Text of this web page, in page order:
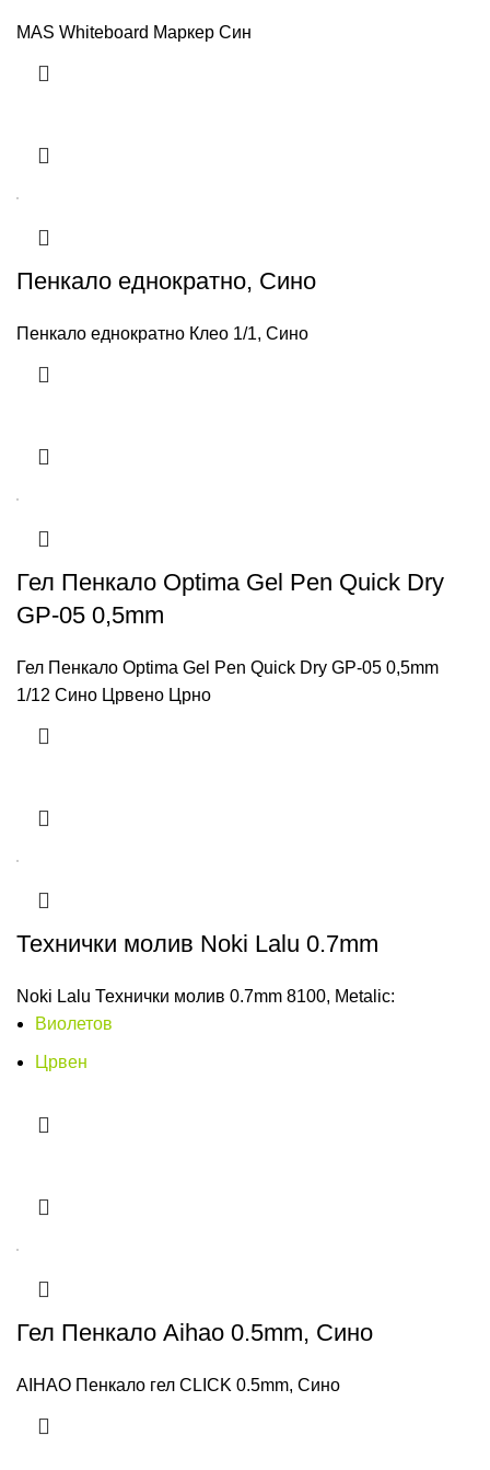
MAS Whiteboard Маркер Син
Пенкало еднократно, Сино
Пенкало еднократно Клео 1/1, Сино
Гел Пенкало Optima Gel Pen Quick Dry
GP-05 0,5mm
Гел Пенкало Optima Gel Pen Quick Dry GP-05 0,5mm
1/12 Сино Црвено Црно
Технички молив Noki Lalu 0.7mm
Noki Lalu Технички молив 0.7mm 8100, Metalic:
Виолетов
Црвен
Гел Пенкало Aihao 0.5mm, Сино
AIHAO Пенкало гел CLICK 0.5mm, Сино